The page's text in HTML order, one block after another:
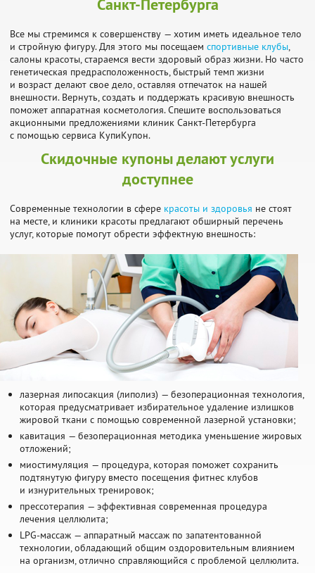
Санкт-Петербурга
Все мы стремимся к совершенству — хотим иметь идеальное тело
и стройную фигуру. Для этого мы посещаем спортивные клубы,
салоны красоты, стараемся вести здоровый образ жизни. Но часто
генетическая предрасположенность, быстрый темп жизни
и возраст делают свое дело, оставляя отпечаток на нашей
внешности. Вернуть, создать и поддержать красивую внешность
поможет аппаратная косметология. Спешите воспользоваться
акционными предложениями клиник Санкт-Петербурга
с помощью сервиса КупиКупон.
Скидочные купоны делают услуги
доступнее
Современные технологии в сфере красоты и здоровья не стоят
на месте, и клиники красоты предлагают обширный перечень
услуг, которые помогут обрести эффектную внешность:
лазерная липосакция (липолиз) — безоперационная технология,
которая предусматривает избирательное удаление излишков
жировой ткани с помощью современной лазерной установки;
кавитация — безоперационная методика уменьшение жировых
отложений;
миостимуляция — процедура, которая поможет сохранить
подтянутую фигуру вместо посещения фитнес клубов
и изнурительных тренировок;
прессотерапия — эффективная современная процедура
лечения целлюлита;
LPG-массаж — аппаратный массаж по запатентованной
технологии, обладающий общим оздоровительным влиянием
на организм, отлично справляющийся с проблемой целлюлита.